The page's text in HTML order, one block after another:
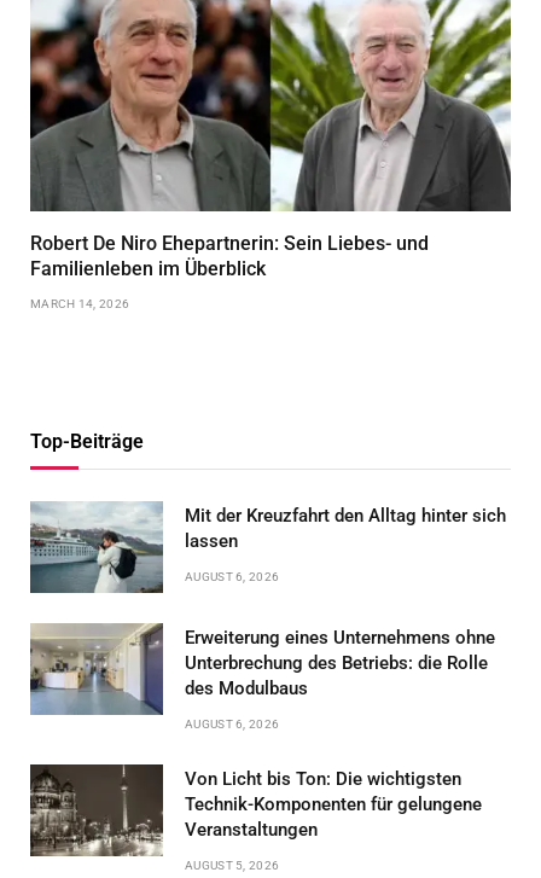
Robert De Niro Ehepartnerin: Sein Liebes- und
Familienleben im Überblick
MARCH 14, 2026
Top-Beiträge
Mit der Kreuzfahrt den Alltag hinter sich
lassen
AUGUST 6, 2026
Erweiterung eines Unternehmens ohne
Unterbrechung des Betriebs: die Rolle
des Modulbaus
AUGUST 6, 2026
Von Licht bis Ton: Die wichtigsten
Technik-Komponenten für gelungene
Veranstaltungen
AUGUST 5, 2026